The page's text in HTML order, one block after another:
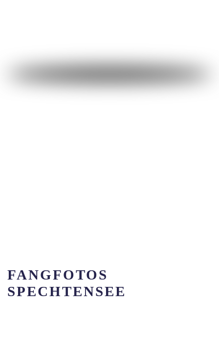
FANGFOTOS
SPECHTENSEE